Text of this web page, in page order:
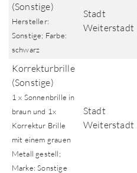
(Sonstige)
Hersteller:
Sonstige; Farbe:
schwarz
Stadt
Weiterstadt
Korrekturbrille
(Sonstige)
1 x Sonnenbrille in
braun und 1x
Korrektur Brille
mit einem grauen
Metall gestell;
Marke: Sonstige
Stadt
Weiterstadt